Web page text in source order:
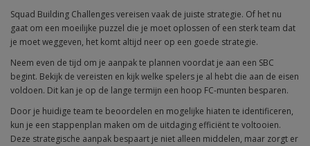
Squad Building Challenges vereisen vaak de juiste strategie. Of het nu
gaat om een moeilijke puzzel die je moet oplossen of een sterk team dat
je moet weggeven, het komt altijd neer op een goede strategie.
Neem even de tijd om je aanpak te plannen voordat je aan een SBC
begint. Bekijk de vereisten en kijk welke spelers je al hebt die aan de eisen
voldoen. Dit kan je op de lange termijn een hoop FC-munten besparen.
Door je huidige team te beoordelen en mogelijke hiaten te identificeren,
kun je een stappenplan maken om de uitdaging efficiënt te voltooien.
Deze strategische aanpak bespaart je niet alleen middelen, maar zorgt er